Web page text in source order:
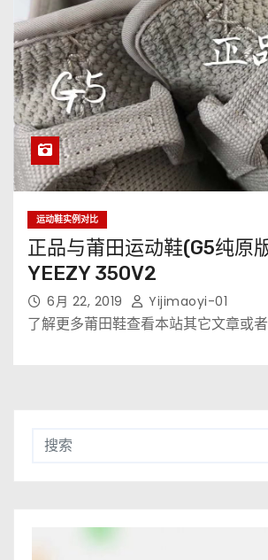
运动鞋实例对比
正品与莆田运动鞋(G5纯原
YEEZY 350V2
6月 22, 2019 Yijimaoyi-01
了解更多莆田鞋查看本站其它文章或